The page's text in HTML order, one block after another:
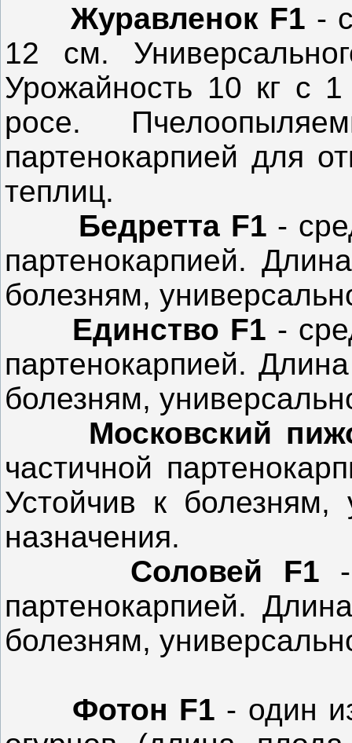
Журавленок F1 -
12 см.
Урожайность 10 кг с
росе.
партенокарпией для
теплиц.
Бедретта F1 -
партенокарпией.
болезням,
Единство F1 -
партенокарпией.
болезням,
Московский
частичной
Устойчив к болезням,
назначения.
Соловей F1
партенокарпией.
болезням,
Фотон F1 - один